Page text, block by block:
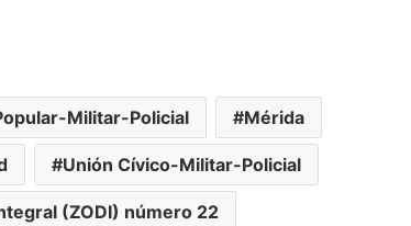
Militar-Policial Mérida
Unión Cívico-Militar-Policial
(ZODI) número 22